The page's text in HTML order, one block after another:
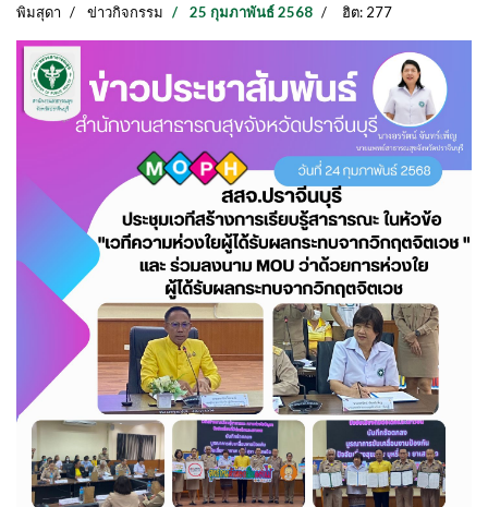
พิมสุดา ข่าวกิจกรรม 25 กุมภาพันธ์ 2568 ฮิต: 277